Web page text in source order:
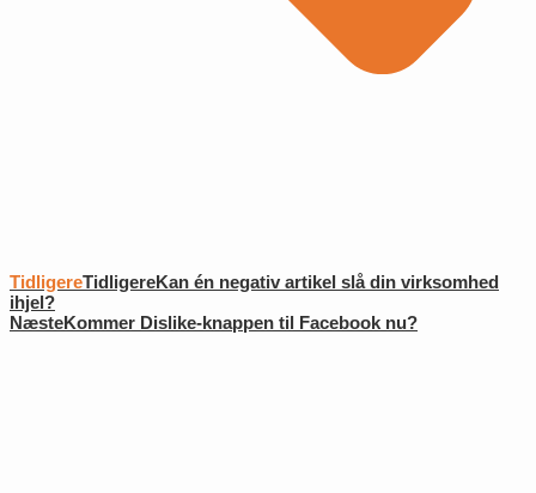
TidligereTidligereKan én negativ artikel slå din virksomhed
ihjel?
NæsteKommer Dislike-knappen til Facebook nu?